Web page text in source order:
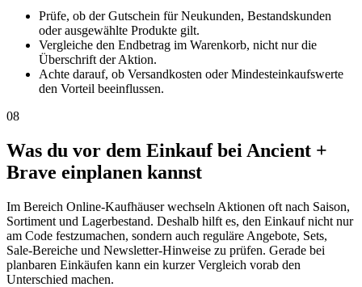
Prüfe, ob der Gutschein für Neukunden, Bestandskunden
oder ausgewählte Produkte gilt.
Vergleiche den Endbetrag im Warenkorb, nicht nur die
Überschrift der Aktion.
Achte darauf, ob Versandkosten oder Mindesteinkaufswerte
den Vorteil beeinflussen.
08
Was du vor dem Einkauf bei Ancient +
Brave einplanen kannst
Im Bereich Online-Kaufhäuser wechseln Aktionen oft nach Saison,
Sortiment und Lagerbestand. Deshalb hilft es, den Einkauf nicht nur
am Code festzumachen, sondern auch reguläre Angebote, Sets,
Sale-Bereiche und Newsletter-Hinweise zu prüfen. Gerade bei
planbaren Einkäufen kann ein kurzer Vergleich vorab den
Unterschied machen.